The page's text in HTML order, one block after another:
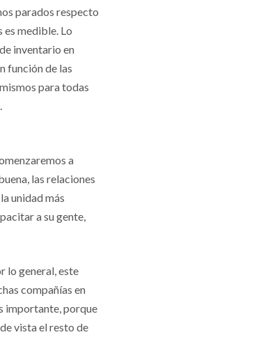
parados respecto
es medible. Lo
inventario en
función de las
para todas
a
las relaciones
unidad más
a su gente,
lo general, este
compañías en
importante, porque
vista el resto de